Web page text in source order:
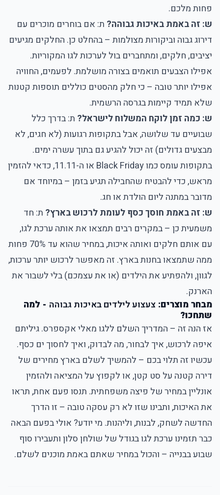
פחות מלכם.
ש: זה באמת באיכות גבוהה? ת: אם בוחרים מוכרים עם
דירוג גבוה וביקורות מצולמות – בהחלט כן. החלקים מגיעים
יציבים, חלקים, ומתחברים בול לערכות לגו המקוריות.
אפילו הצבעים תואמים בצורה מושלמת. לפעמים, החוויה
אפילו יותר טובה – כי חלק מהסטים כוללים תוספות קטנות
שלא תמיד קיימות בגרסה הרשמית.
ש: כמה זמן לוקח המשלוח לישראל? ת: בדרך כלל
שבועיים עד שלושה, אבל בתקופות רגועות (לא חגים, לא
מבצעים גדולים) זה יכול להגיע גם בתוך עשרה ימים.
בתקופות עומס כמו Black Friday או ה-11.11, כדאי להזמין
מראש, כדי להבטיח שהחבילה תגיע בזמן – במיוחד אם
מדובר במתנה ליום הולדת או חג.
ש: זה באמת חוסך כסף לעומת לרכוש בארץ? ת: חד
משמעית כן – במקרים רבים תמצאו את אותה ערכת לגו,
עם אותם חלקים ואותה איכות, במחיר שהוא עד 70% פחות
ממה שתמצאו בחנות בארץ. זה מאפשר לרכוש יותר ערכות,
לגוון, ולהפתיע את הילדים (או את עצמכם) בלי לשבור את
הארנק.
מבחר מוצרים: צעצוע לילדים באיכות גבוהה - למה
שתחכו?
אז הנה זה – המדריך השלם ללגו מאלי אקספרס. גיליתם
איפה לרכוש, איך לבחור, מה לבדוק, ואיך לחסוך ים כסף.
עכשיו זה תלוי בכם – להמשיך לשלם בארץ מחירים של
דירה קטנה על סט קטן, או לקפוץ על המציאה ולהזמין
אונליין במחיר של פיצה משפחתית. תנסו פעם אחת, תראו
את האיכות, ותבינו שזו לא רק עסקה טובה – זו הדרך
החדשה לשחק, לבנות, וליהנות. מי יודע? אולי בפעם הבאה
כבר תזמינו ערכת לגו בגודל של שולחן סלון ותעבירו סוף
שבוע בבנייה – והכול במחיר שאתם באמת מוכנים לשלם.